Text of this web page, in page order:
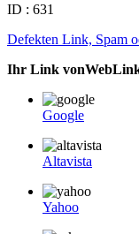
ID : 631
Defekten Link, Spam
Ihr Link
Google
Altavista
Yahoo